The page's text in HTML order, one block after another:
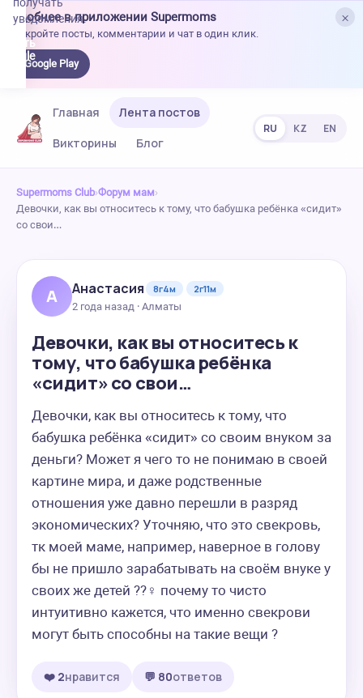
×
Удобнее в приложении Supermoms
Откройте посты, комментарии и чат в один клик.
Google Play
уведомления.
Главная
Лента постов
Викторины
Блог
RU KZ EN
Supermoms Club›Форум мам›
Девочки, как вы относитесь к тому, что бабушка ребёнка «сидит»
со свои…
А Анастасия 8г4м
2г11м
2 года назад · Алматы
Девочки, как вы относитесь к
тому, что бабушка ребёнка
«сидит» со свои…
Девочки, как вы относитесь к тому, что
бабушка ребёнка «сидит» со своим внуком за
деньги? Может я чего то не понимаю в своей
картине мира, и даже родственные
отношения уже давно перешли в разряд
экономических? Уточняю, что это свекровь,
тк моей маме, например, наверное в голову
бы не пришло зарабатывать на своём внуке у
своих же детей ??‍♀️ почему то чисто
интуитивно кажется, что именно свекрови
могут быть способны на такие вещи ?
❤️ 2нравится 💬 80ответов